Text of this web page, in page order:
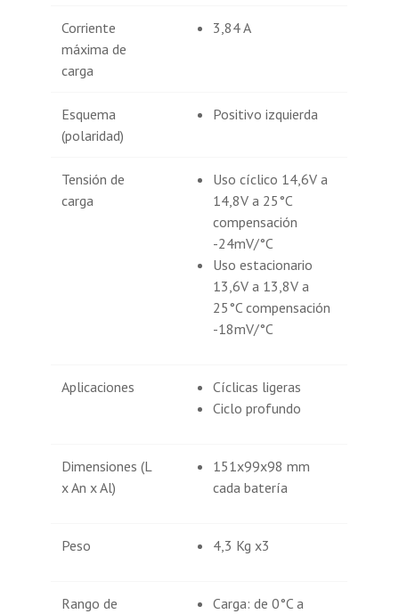
Corriente
máxima de
carga
3,84 A
Esquema
(polaridad)
Positivo izquierda
Tensión de
carga
Uso cíclico 14,6V a
14,8V a 25°C
compensación
-24mV/°C
Uso estacionario
13,6V a 13,8V a
25°C compensación
-18mV/°C
Aplicaciones
Cíclicas ligeras
Ciclo profundo
Dimensiones (L
x An x Al)
151x99x98 mm
cada batería
Peso 4,3 Kg x3
Rango de Carga: de 0°C a